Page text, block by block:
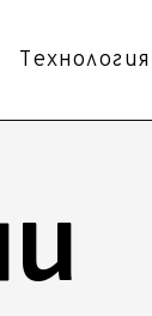
Технология